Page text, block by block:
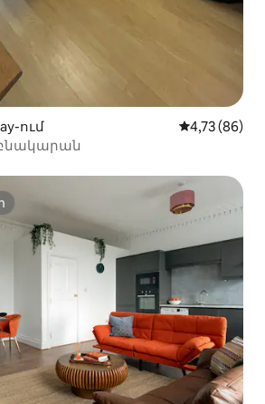
ում Միջին
4,73 (86)